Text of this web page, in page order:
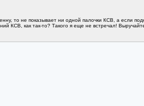
то не показывает ни одной палочки КСВ, а если
КСВ, как так-то? Такого я еще не встречал!